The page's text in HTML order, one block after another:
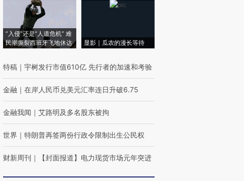
“入侵”还是“人道危机” 难
民潮撕裂西班牙飞地休达
显影｜瓜农的漫长等待
特稿 ｜ 宇树发行市值610亿 先行者的加速和考验
金融 ｜ 在岸人民币兑美元汇率连日升破6.75
金融我闻 ｜ 艾路明及多名股东被拘
世界 ｜ 特朗普再签两份行政令限制出生公民权
财新周刊 ｜ 【封面报道】电力现货市场元年突进